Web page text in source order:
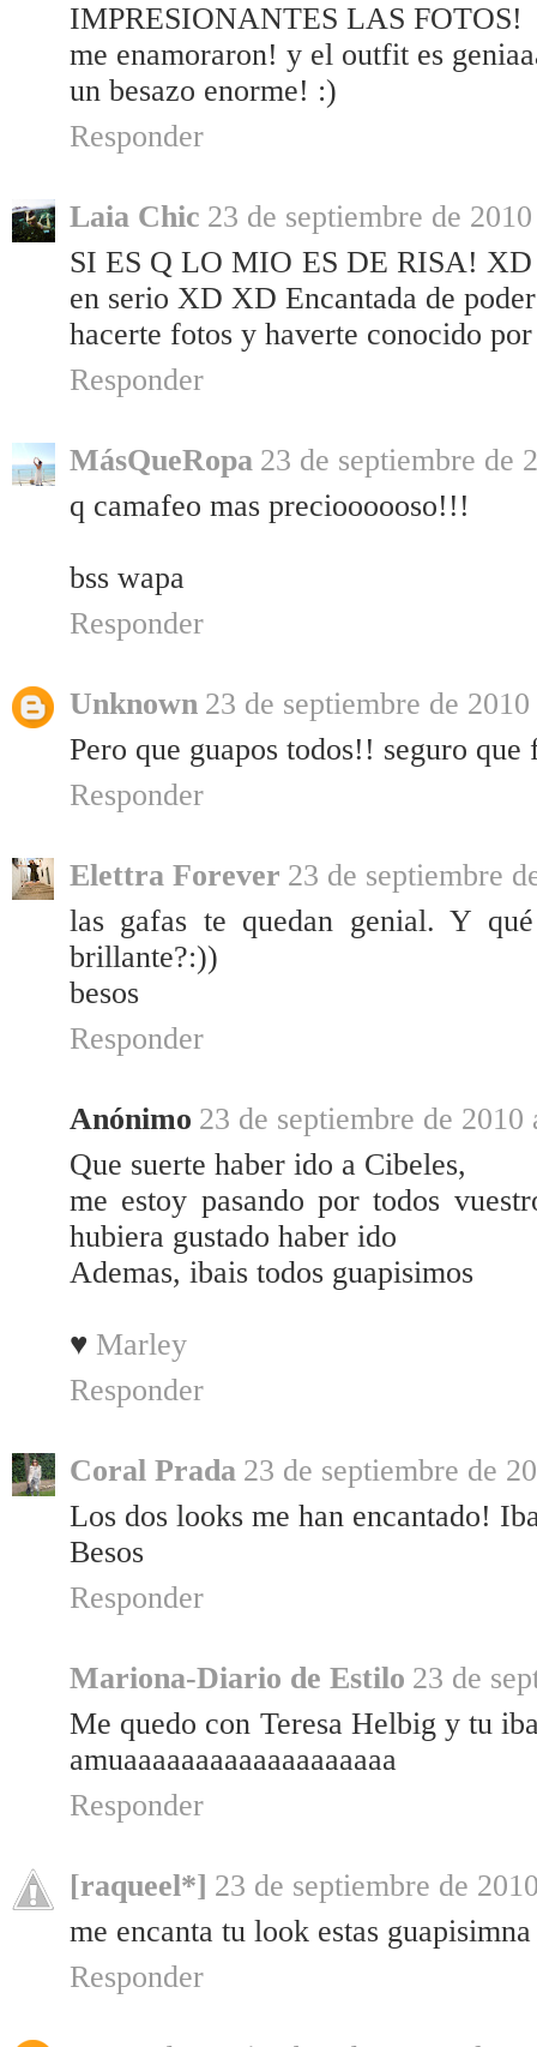
IMPRESIONANTES LAS FOTOS!
me enamoraron! y el outfit es
un besazo enorme! :)
Responder
Laia Chic 23 de septiembre de
SI ES Q LO MIO ES DE RISA!
en serio XD XD Encantada de poder
hacerte fotos y haverte conocido
Responder
MásQueRopa 23 de septiembre de
q camafeo mas precioooooso!!!
bss wapa
Responder
Unknown 23 de septiembre de
Pero que guapos todos!! seguro
Responder
Elettra Forever 23 de septiembre
las gafas te quedan genial. Y
brillante?:))
besos
Responder
Anónimo 23 de septiembre de 2010
Que suerte haber ido a Cibeles,
me estoy pasando por todos
hubiera gustado haber ido
Ademas, ibais todos guapisimos
♥ Marley
Responder
Coral Prada 23 de septiembre de
Los dos looks me han encantado!
Besos
Responder
Mariona-Diario de Estilo 23 de
Me quedo con Teresa Helbig y tu
amuaaaaaaaaaaaaaaaaaaa
Responder
[raqueel*] 23 de septiembre de
me encanta tu look estas
Responder